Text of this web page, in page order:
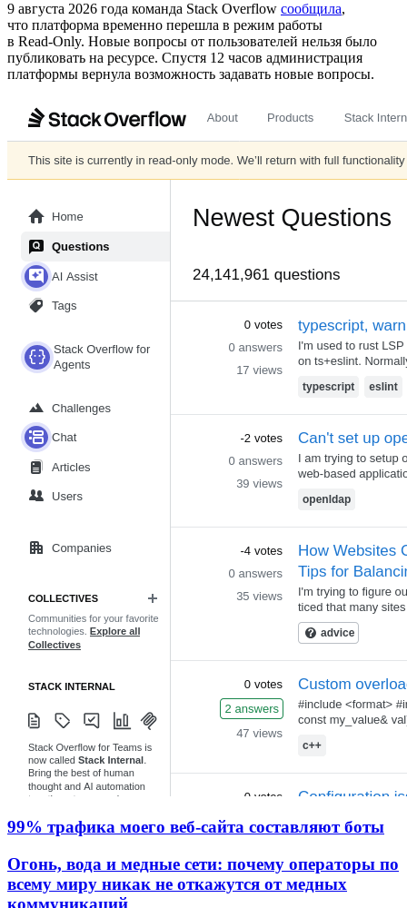
9 августа 2026 года команда Stack Overflow сообщила,
что платформа временно перешла в режим работы
в Read‑Only. Новые вопросы от пользователей нельзя было
публиковать на ресурсе. Спустя 12 часов администрация
платформы вернула возможность задавать новые вопросы.
99% трафика моего веб‑сайта составляют боты
Огонь, вода и медные сети: почему операторы по
всему миру никак не откажутся от медных
коммуникаций